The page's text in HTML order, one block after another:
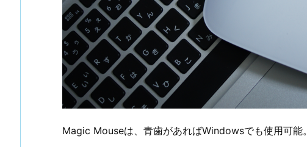
Magic Mouseは、青歯があればWindowsでも使用可能。